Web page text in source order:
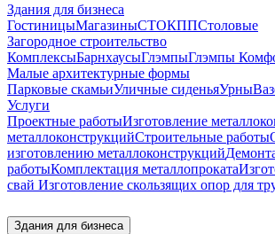
Здания для бизнеса
ГостиницыМагазиныСТОКППСтоловые
Загородное строительство
КомплексыБарнхаусыГлэмпыГлэмпы
Малые архитектурные формы
Парковые скамьиУличные сиденьяУрны
Услуги
Проектные работыИзготовление
металлоконструкцийСтроительные работы
изготовлению металлоконструкций
работыКомплектация металлопроката
свай Изготовление скользящих опор для
Здания для бизнеса